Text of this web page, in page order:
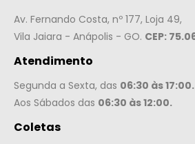
Av. Fernando Costa, nº 177, Loja 49,
Vila Jaiara - Anápolis - GO. CEP:
Atendimento
Segunda a Sexta, das 06:30 às 17:00.
Aos Sábados das 06:30 às 12:00.
Coletas